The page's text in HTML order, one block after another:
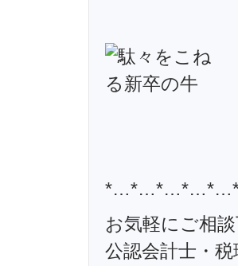
お気軽にご相
公認会計士・